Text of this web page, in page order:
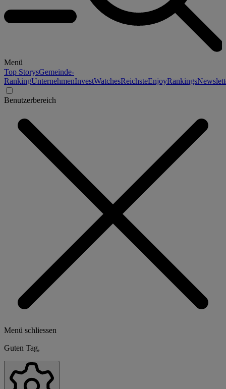
Menü
Top StorysGemeinde-
RankingUnternehmenInvestWatchesReichsteEnjoyRankings
Benutzerbereich
Menü schliessen
Guten Tag,